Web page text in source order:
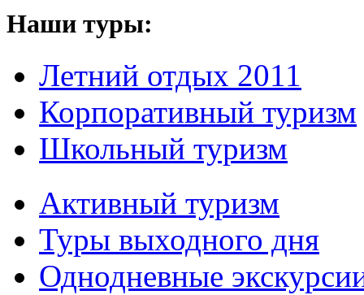
Наши туры:
Летний отдых 2011
Корпоративный туризм
Школьный туризм
Активный туризм
Туры выходного дня
Однодневные